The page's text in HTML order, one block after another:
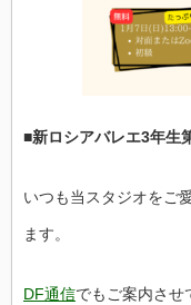
バ
レ
エ
3
1
先
体
は
■新ロシアバレエ3年生
いつも当スタジオをご
ます。
DF通信でもご案内させ